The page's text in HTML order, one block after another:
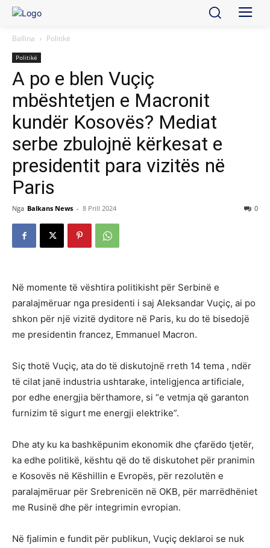
Ballina Politikë
Politikë
A po e blen Vuçiç
mbështetjen e Macronit
kundër Kosovës? Mediat
serbe zbulojnë kërkesat e
presidentit para vizitës në
Paris
Nga Balkans News - 8 Prill 2024 0
Në momente të vështira politikisht për Serbinë e
paralajmëruar nga presidenti i saj Aleksandar Vuçiç, ai po
shkon për një vizitë dyditore në Paris, ku do të bisedojë
me presidentin francez, Emmanuel Macron.
Siç thotë Vuçiç, ata do të diskutojnë rreth 14 tema , ndër
të cilat janë industria ushtarake, inteligjenca artificiale,
por edhe energjia bërthamore, si “e vetmja që garanton
furnizim të sigurt me energji elektrike”.
Dhe aty ku ka bashkëpunim ekonomik dhe çfarëdo tjetër,
ka edhe politikë, kështu që do të diskutohet për pranimin
e Kosovës në Këshillin e Evropës, për rezolutën e
paralajmëruar për Srebrenicën në OKB, për marrëdhëniet
me Rusinë dhe për integrimin evropian.
Në fjalimin e fundit për publikun, Vuçiç deklaroi se nuk